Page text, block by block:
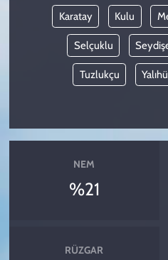
Karatay Kulu
Selçuklu
Tuzlukçu
NEM
%21
RÜZGAR